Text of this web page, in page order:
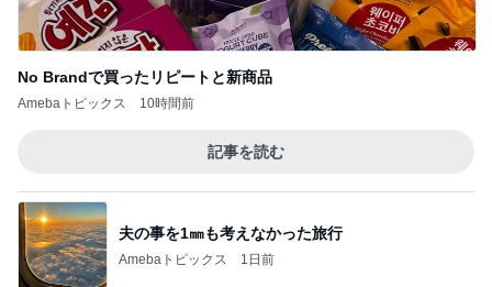
No Brandで買ったリピートと新商品
Amebaトピックス 10時間前
記事を読む
夫の事を1㎜も考えなかった旅行
Amebaトピックス 1日前